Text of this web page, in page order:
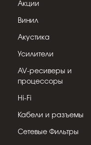
Акции
Винил
Акустика
Усилители
AV-ресиверы и
процессоры
Hi-Fi
Кабели и разъемы
Сетевые Фильтры